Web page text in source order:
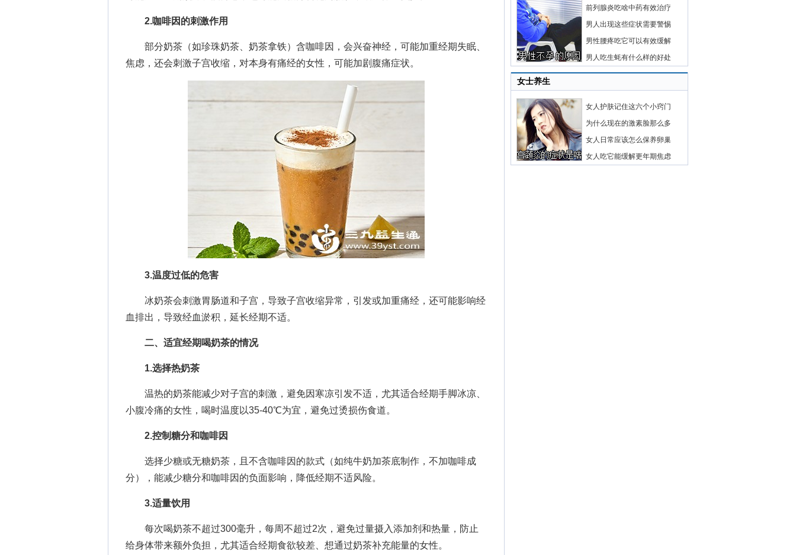
2.咖啡因的刺激作用
部分奶茶（如珍珠奶茶、奶茶拿铁）含咖啡因，会兴奋神经，可能加重经期失眠、
焦虑，还会刺激子宫收缩，对本身有痛经的女性，可能加剧腹痛症状。
3.温度过低的危害
冰奶茶会刺激胃肠道和子宫，导致子宫收缩异常，引发或加重痛经，还可能影响经
血排出，导致经血淤积，延长经期不适。
二、适宜经期喝奶茶的情况
1.选择热奶茶
温热的奶茶能减少对子宫的刺激，避免因寒凉引发不适，尤其适合经期手脚冰凉、
小腹冷痛的女性，喝时温度以35-40℃为宜，避免过烫损伤食道。
2.控制糖分和咖啡因
选择少糖或无糖奶茶，且不含咖啡因的款式（如纯牛奶加茶底制作，不加咖啡成
分），能减少糖分和咖啡因的负面影响，降低经期不适风险。
3.适量饮用
每次喝奶茶不超过300毫升，每周不超过2次，避免过量摄入添加剂和热量，防止
给身体带来额外负担，尤其适合经期食欲较差、想通过奶茶补充能量的女性。
前列腺炎吃啥中药有效治疗
男人出现这些症状需要警惕
男性腰疼吃它可以有效缓解
男人吃生蚝有什么样的好处
女士养生
女人护肤记住这六个小窍门
为什么现在的激素脸那么多
女人日常应该怎么保养卵巢
女人吃它能缓解更年期焦虑